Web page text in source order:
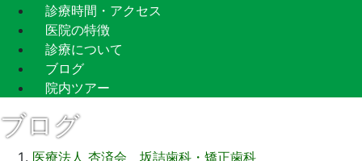
診療時間・アクセス
医院の特徴
診療について
ブログ
院内ツアー
ブログ
医療法人 杏済会 坂詰歯科・矯正歯科